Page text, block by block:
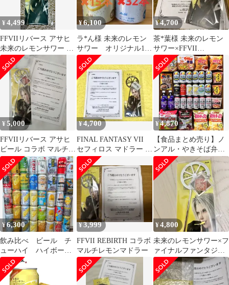
¥4,499
FFVIIリバース アサヒ
未来のレモンサワー コ
ラボマドラー
¥6,100
ラ*ん様 未来のレモン
サワー オリジナル15
本 プレーンレモンサ
ワー32本 計4
¥4,700
茶*葉様 未来のレモン
サワー×FFVII
REBIRTH コラボマルチ
レモンマド
¥5,000
FFVIIリバース アサヒ
ビール コラボ マルチレ
モンマドラー セフィロ
ス
¥4,700
FINAL FANTASY VII
セフィロス マドラー 未
来のレモンサワー
¥4,870
【食品まとめ売り】ノ
ンアル・やきそば弁
当・プロクオリティカ
レー・カレーメシ・袋
麺
¥6,300
飲み比べ ビール チ
ューハイ ハイボー
ル アルコール大量ま
とめ売り 39本
¥3,999
FFVII REBIRTH コラボ
マルチレモンマドラー
¥4,800
未来のレモンサワー×フ
ァイナルファンタジー
VII 神羅 マドラー